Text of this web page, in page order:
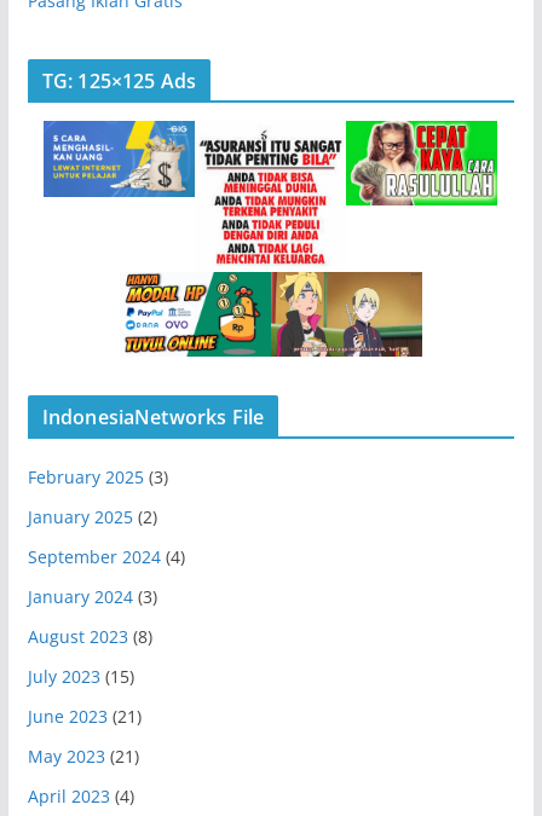
TG: 125×125 Ads
IndonesiaNetworks File
February 2025(3)
January 2025(2)
September 2024(4)
January 2024(3)
August 2023 (8)
July 2023 (15)
June 2023 (21)
May 2023 (21)
April 2023 (4)